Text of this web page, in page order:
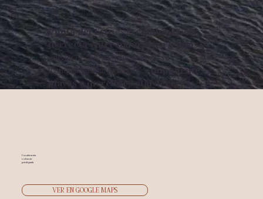
Punta del Estees lacombinación
perfecta entre naturaleza y lujos,
que atrae a los visitantes por su
tranquilidad característica,imponentes
playas e increíbles atardeceres.
Una ubicación
realmente
privilegiada
VER EN GOOGLE MAPS